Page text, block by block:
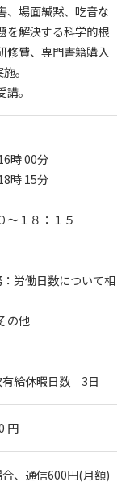
、場面緘黙、吃音な
を解決する科学的根
費、専門書籍購入
。
。
時 00分
時 15分
〜１８：１５
労働日数について相
の他
有給休暇日数 3日
円
、通信600円(月額)